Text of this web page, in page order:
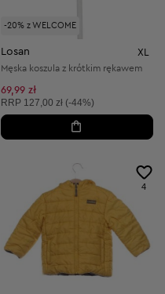
-20% z WELCOME
Losan XL
Męska koszula z krótkim rękawem
69,99 zł
Cena sugerowana:
RRP 127,00 zł (-44%)
4